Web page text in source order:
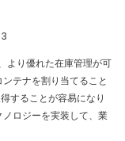
より優れた在庫管理が可
テナを割り当てること
することが容易になり
ロジーを実装して、業